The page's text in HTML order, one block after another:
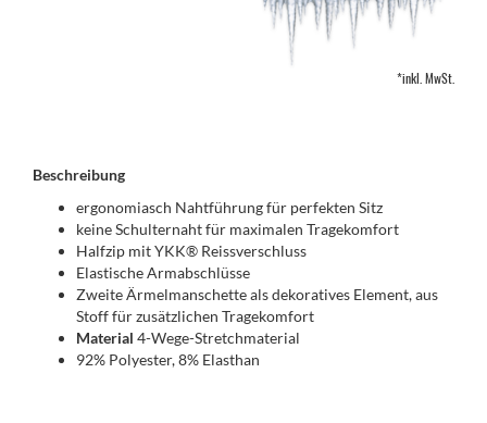
*inkl. MwSt.
Beschreibung
ergonomiasch Nahtführung für perfekten Sitz
keine Schulternaht für maximalen Tragekomfort
Halfzip mit YKK® Reissverschluss
Elastische Armabschlüsse
Zweite Ärmelmanschette als dekoratives Element, aus
Stoff für zusätzlichen Tragekomfort
Material 4-Wege-Stretchmaterial
92% Polyester, 8% Elasthan